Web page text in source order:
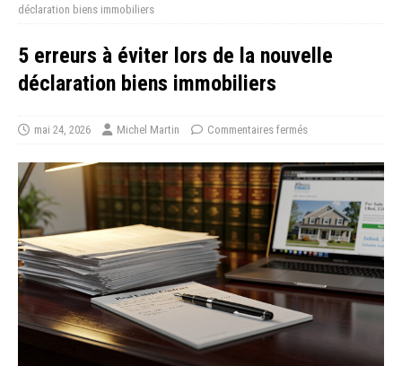
déclaration biens immobiliers
5 erreurs à éviter lors de la nouvelle
déclaration biens immobiliers
mai 24, 2026 Michel Martin Commentaires fermés